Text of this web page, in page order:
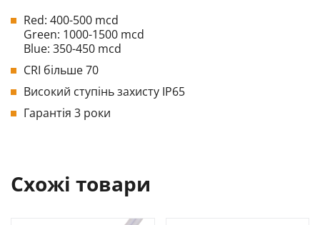
Red: 400-500 mcd
Green: 1000-1500 mcd
Blue: 350-450 mcd
CRI більше 70
Високий ступінь захисту IP65
Гарантія 3 роки
Схожі товари